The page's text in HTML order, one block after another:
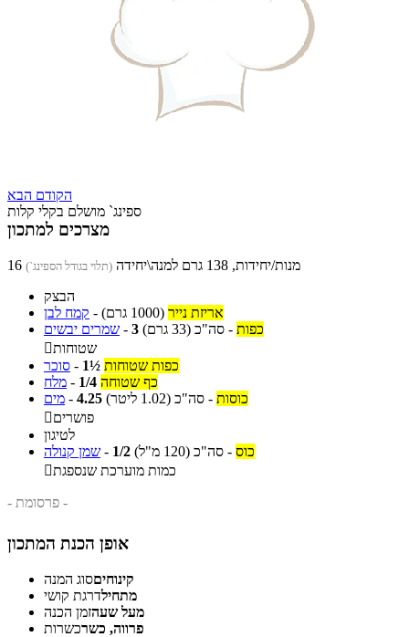
הקודם הבא
ספינג` מושלם בקלי קלות
מצרכים למתכון
16 מנות/יחידות, 138 גרם למנה\יחידה (תלוי בגודל הספינג`)
הבצק
קמח לבן - אריזת נייר (1000 גרם)
שמרים יבשים - 3 כפות - סה"כ (33 גרם)
שטוחות
סוכר - 1½ כפות שטוחות
מלח - 1/4 כף שטוחה
מים - 4.25 כוסות - סה"כ (1.02 ליטר)
פושרים
לטיגון
שמן קנולה - 1/2 כוס - סה"כ (120 מ"ל)
כמות מוערכת שנספגת
- פרסומת -
אופן הכנת המתכון
קינוחיםסוג המנה
מתחילדרגת קושי
מעל שעהזמן הכנה
פרווה, כשרכשרות